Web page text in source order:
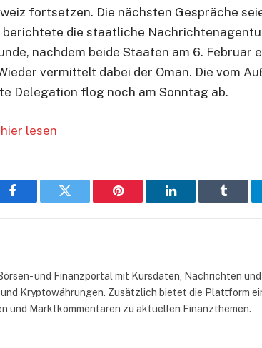
fortsetzen. Die nächsten Gespräche
die staatliche
nachdem beide Staaten am 6. Februar
vermittelt dabei der Oman. Die vom
Delegation flog noch am Sonntag ab.
hier lesen
Facebook Twitter Pinterest LinkedIn Tumblr
und Finanzportal mit Kursdaten, Nachrichten
Kryptowährungen. Zusätzlich bietet die Plattform
und Marktkommentaren zu aktuellen Finanzthemen.